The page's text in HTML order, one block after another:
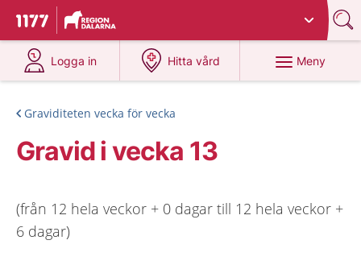
Till startsidan för 1177
Du har valt region
Logga in
på 1177.se
Hitta vård
på 1177.se
Meny
Graviditeten vecka för vecka
Gravid i vecka 13
(från 12 hela veckor + 0 dagar till 12 hela veckor +
6 dagar)